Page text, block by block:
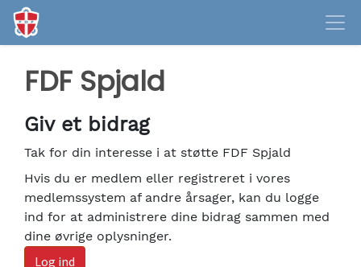
FDF Spjald
Giv et bidrag
Tak for din interesse i at støtte FDF Spjald
Hvis du er medlem eller registreret i vores
medlemssystem af andre årsager, kan du logge
ind for at administrere dine bidrag sammen med
dine øvrige oplysninger.
Log ind